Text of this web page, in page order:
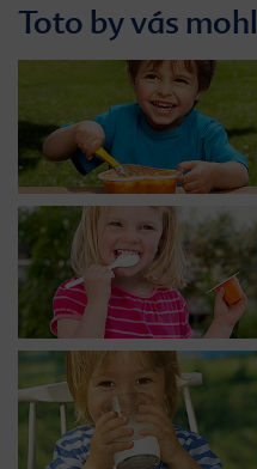
Toto by vás